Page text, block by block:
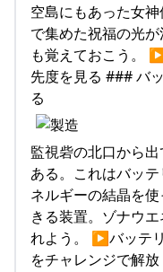
空島にもあった女
で集めた祝福の光
も覚えておこう。
先度を見る ### バ
る
監視砦の北口から
ある。これはバッ
ネルギーの結晶を
きる装置。ゾナウ
れよう。 ▶バッテ
をチャレンジで解放